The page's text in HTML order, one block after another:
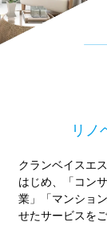
リノ
クランベイスエ
はじめ、
「コン
業」「マンショ
せたサービスを